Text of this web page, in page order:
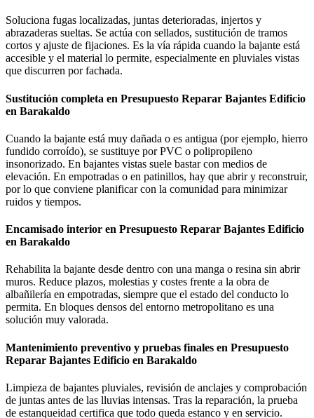
Soluciona fugas localizadas, juntas deterioradas, injertos y
abrazaderas sueltas. Se actúa con sellados, sustitución de tramos
cortos y ajuste de fijaciones. Es la vía rápida cuando la bajante está
accesible y el material lo permite, especialmente en pluviales vistas
que discurren por fachada.
Sustitución completa en Presupuesto Reparar Bajantes Edificio
en Barakaldo
Cuando la bajante está muy dañada o es antigua (por ejemplo, hierro
fundido corroído), se sustituye por PVC o polipropileno
insonorizado. En bajantes vistas suele bastar con medios de
elevación. En empotradas o en patinillos, hay que abrir y reconstruir,
por lo que conviene planificar con la comunidad para minimizar
ruidos y tiempos.
Encamisado interior en Presupuesto Reparar Bajantes Edificio
en Barakaldo
Rehabilita la bajante desde dentro con una manga o resina sin abrir
muros. Reduce plazos, molestias y costes frente a la obra de
albañilería en empotradas, siempre que el estado del conducto lo
permita. En bloques densos del entorno metropolitano es una
solución muy valorada.
Mantenimiento preventivo y pruebas finales en Presupuesto
Reparar Bajantes Edificio en Barakaldo
Limpieza de bajantes pluviales, revisión de anclajes y comprobación
de juntas antes de las lluvias intensas. Tras la reparación, la prueba
de estanqueidad certifica que todo queda estanco y en servicio.